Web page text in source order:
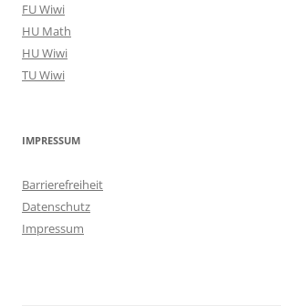
FU Wiwi
HU Math
HU Wiwi
TU Wiwi
IMPRESSUM
Barrierefreiheit
Datenschutz
Impressum